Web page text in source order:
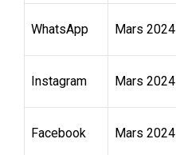
WhatsApp Mars 2024
Instagram Mars 2024
Facebook Mars 2024